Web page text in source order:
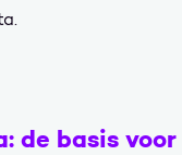
de basis